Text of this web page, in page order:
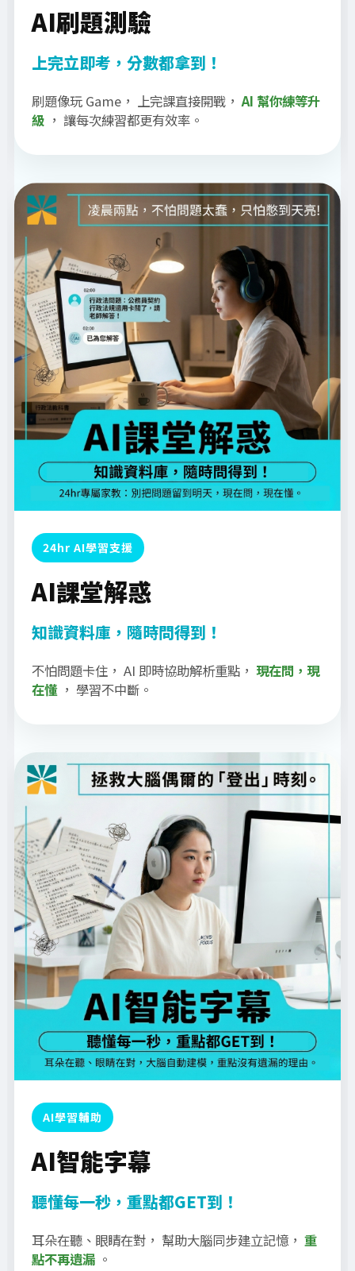
AI刷題測驗
上完立即考，分數都拿到！
刷題像玩 Game， 上完課直接開戰，AI 幫你練等升
級 ， 讓每次練習都更有效率。
24hr AI學習支援
AI課堂解惑
知識資料庫，隨時問得到！
不怕問題卡住， AI 即時協助解析重點， 現在問，現
在懂 ， 學習不中斷。
AI學習輔助
AI智能字幕
聽懂每一秒，重點都GET到！
耳朵在聽、眼睛在對， 幫助大腦同步建立記憶， 重
點不再遺漏 。